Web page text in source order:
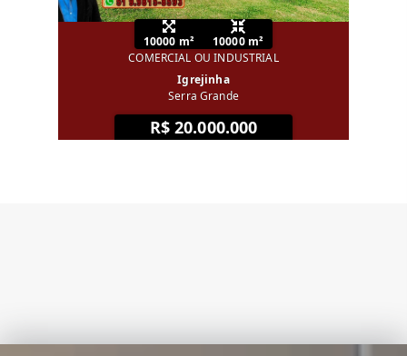
10000 m²
10000 m²
COMERCIAL OU INDUSTRIAL
Igrejinha
Serra Grande
R$ 20.000.000